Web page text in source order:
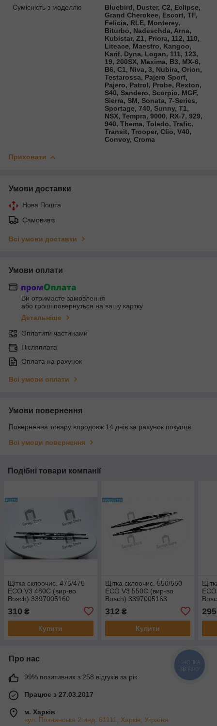
Сумісність з моделлю
Bluebird, Duster, C2, Eclipse,
Grand Cherokee, Escort, TF,
Felicia, RLE, Monterey,
Biturbo, Nadeschda, Arna,
Kubistar, Z1, Priora, 112, 110,
Liteace, Maestro, Kangoo,
Karif, Dyna, Logan, 111, 123,
19, 200SX, Maxima, B3, MX-6,
B6, C1, Niva, 3, Nubira, Orion,
Testarossa, Pajero Sport,
Pajero, Patrol, Probe, Rexton,
S40, Sandero, Scorpio, MGF,
Sierra, SM, Sonata, 7-Series,
Sportage, 740, Sunny, T1,
NSX, Tempra, 9000, RX-7, 929,
940, Thema, Toledo, Trafic,
Transit, Trooper, Clio, V40,
Convoy, Croma
Приховати
Умови доставки
Нова Пошта
Самовивіз
Всі умови доставки
Умови оплати
Ви отримаєте замовлення
або гроші повернуться на вашу картку
Детальніше
Оплатити частинами
Післяплата
Оплата на рахунок
Всі умови оплати
Умови повернення
Повернення товару впродовж 14 днів за рахунок покупця
Всі умови повернення
Подібні товари компанії
Щітка склоочис. 475/475
ECO V3 480C (вир-во
Bosch) 3397005160
310 ₴
Купити
Щітка склоочис. 550/550
ECO V3 550C (вир-во
Bosch) 3397005163
312 ₴
Купити
295
Про нас
99% позитивних з 258 відгуків за рік
Працює з 27.03.2017
м. Харків
вул. Познанська 2 инд. 61111, Харків, Україна
КНОПКА
ЗВ'ЯЗКУ